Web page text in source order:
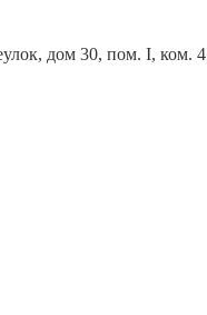
дом 30, пом. I, ком. 4